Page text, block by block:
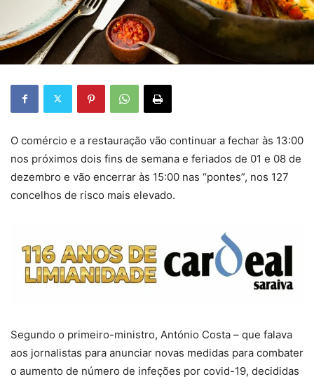
O comércio e a restauração vão continuar a fechar às 13:00
nos próximos dois fins de semana e feriados de 01 e 08 de
dezembro e vão encerrar às 15:00 nas “pontes”, nos 127
concelhos de risco mais elevado.
Segundo o primeiro-ministro, António Costa – que falava
aos jornalistas para anunciar novas medidas para combater
o aumento de número de infeções por covid-19, decididas